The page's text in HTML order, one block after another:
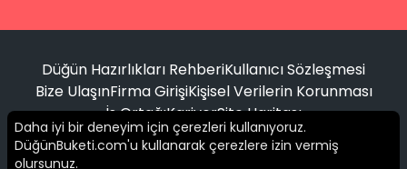
Filtrele
Düğün Hazırlıkları RehberiKullanıcı Sözleşmesi
Bize UlaşınFirma GirişiKişisel Verilerin Korunması
İş OrtağıKariyerSite Haritası
Daha iyi bir deneyim için çerezleri kullanıyoruz.
DüğünBuketi.com'u kullanarak çerezlere izin vermiş
olursunuz.